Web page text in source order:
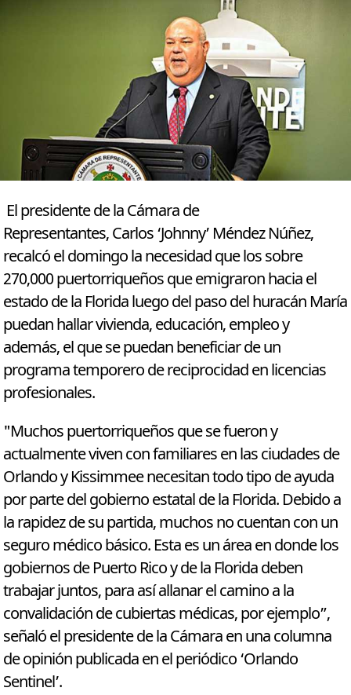
El presidente de la Cámara de
Representantes, Carlos ‘Johnny’ Méndez Núñez,
recalcó el domingo la necesidad que los sobre
270,000 puertorriqueños que emigraron hacia el
estado de la Florida luego del paso del huracán María
puedan hallar vivienda, educación, empleo y
además, el que se puedan beneficiar de un
programa temporero de reciprocidad en licencias
profesionales.
"Muchos puertorriqueños que se fueron y
actualmente viven con familiares en las ciudades de
Orlando y Kissimmee necesitan todo tipo de ayuda
por parte del gobierno estatal de la Florida. Debido a
la rapidez de su partida, muchos no cuentan con un
seguro médico básico. Esta es un área en donde los
gobiernos de Puerto Rico y de la Florida deben
trabajar juntos, para así allanar el camino a la
convalidación de cubiertas médicas, por ejemplo”,
señaló el presidente de la Cámara en una columna
de opinión publicada en el periódico ‘Orlando
Sentinel’.